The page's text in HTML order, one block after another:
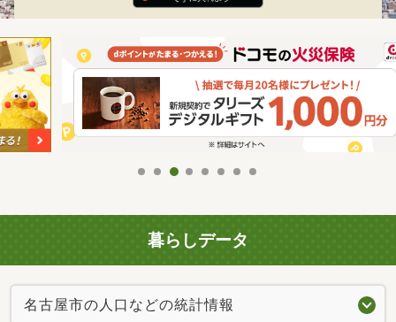
暮らしデータ
名古屋市の人口などの統計情報